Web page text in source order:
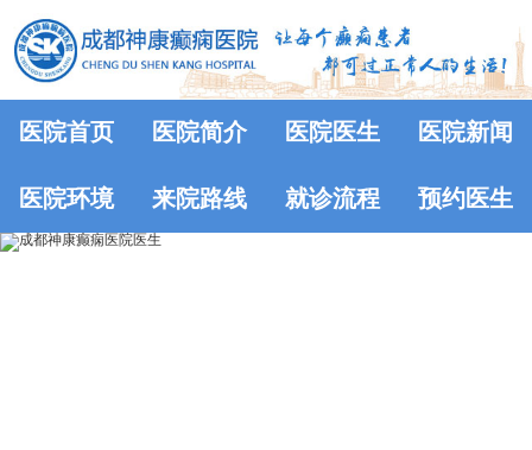
医院首页 医院简介 医院医生 医院新闻
医院环境 来院路线 就诊流程 预约医生